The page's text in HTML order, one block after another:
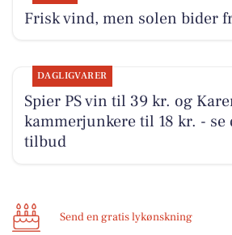
Frisk vind, men solen bider
DAGLIGVARER
Spier PS vin til 39 kr. og
kammerjunkere til 18 kr. - se
tilbud
Send en gratis lykønskning